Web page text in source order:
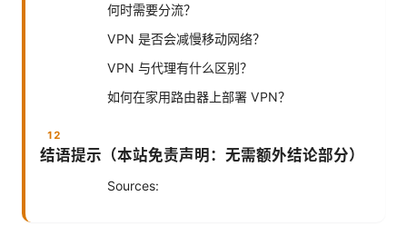
何时需要分流？
VPN 是否会减慢移动网络？
VPN 与代理有什么区别？
如何在家用路由器上部署 VPN？
结语提示（本站免责声明：无需额外结论部分）
Sources: